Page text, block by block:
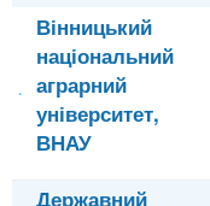
Вінницький
національний
аграрний
університет,
ВНАУ
Державний